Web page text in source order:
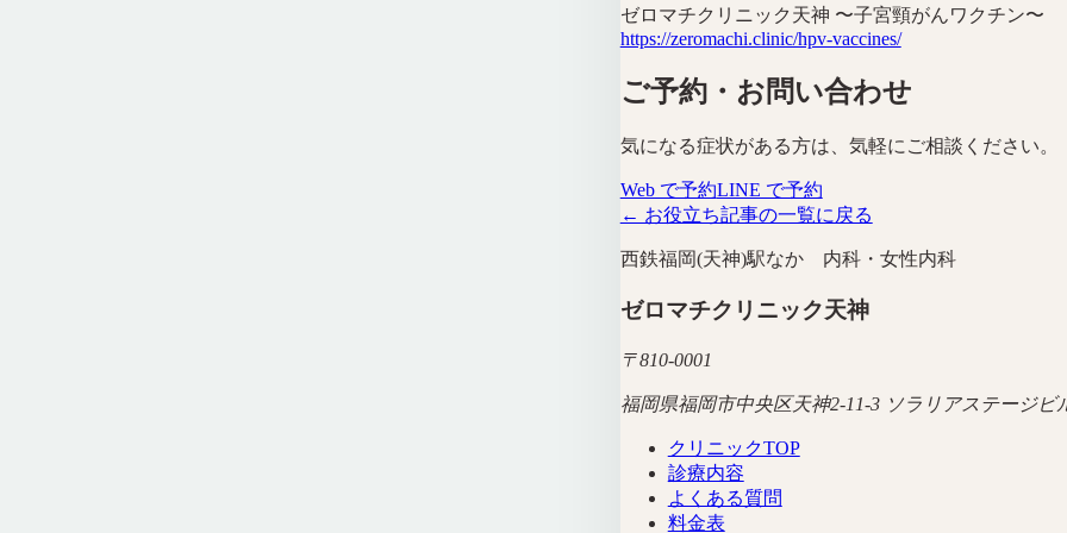
ゼロマチクリニック天神 〜子宮頸がんワクチン〜
https://zeromachi.clinic/hpv-vaccines/
ご予約・お問い合わせ
気になる症状がある方は、気軽にご相談ください。
Web で予約LINE で予約
← お役立ち記事の一覧に戻る
西鉄福岡(天神)駅なか 内科・女性内科
ゼロマチクリニック天神
〒810-0001
福岡県福岡市中央区天神2-11-3 ソラリアステージビ
クリニックTOP
診療内容
よくある質問
料金表